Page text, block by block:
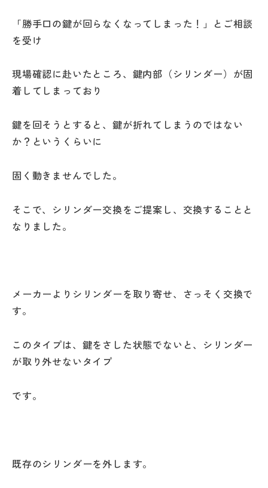
「勝手口の鍵が回らなくなってしまった！」とご相談
を受け
現場確認に赴いたところ、鍵内部（シリンダー）が固
着してしまっており
鍵を回そうとすると、鍵が折れてしまうのではない
か？というくらいに
固く動きませんでした。
そこで、シリンダー交換をご提案し、交換することと
なりました。
メーカーよりシリンダーを取り寄せ、さっそく交換で
す。
このタイプは、鍵をさした状態でないと、シリンダー
が取り外せないタイプ
です。
既存のシリンダーを外します。